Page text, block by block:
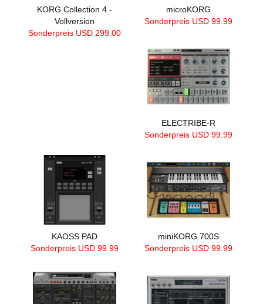
KORG Collection 4 -
Vollversion
Sonderpreis USD 299.00
microKORG
Sonderpreis USD 99.99
ELECTRIBE-R
Sonderpreis USD 99.99
KAOSS PAD
Sonderpreis USD 99.99
miniKORG 700S
Sonderpreis USD 99.99